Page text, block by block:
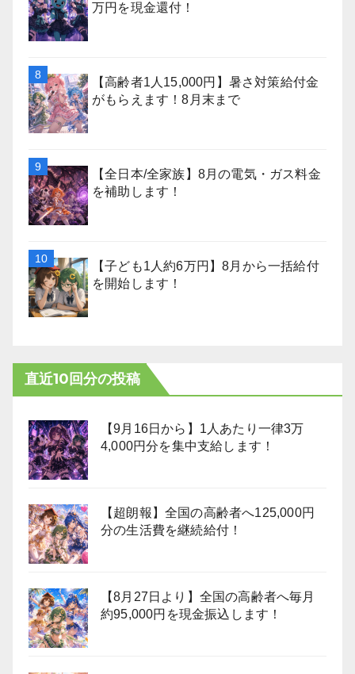
万円を現金還付！
【高齢者1人15,000円】暑さ対策給付金
がもらえます！8月末まで
【全日本/全家族】8月の電気・ガス料金
を補助します！
【子ども1人約6万円】8月から一括給付
を開始します！
直近10回分の投稿
【9月16日から】1人あたり一律3万
4,000円分を集中支給します！
【超朗報】全国の高齢者へ125,000円
分の生活費を継続給付！
【8月27日より】全国の高齢者へ毎月
約95,000円を現金振込します！